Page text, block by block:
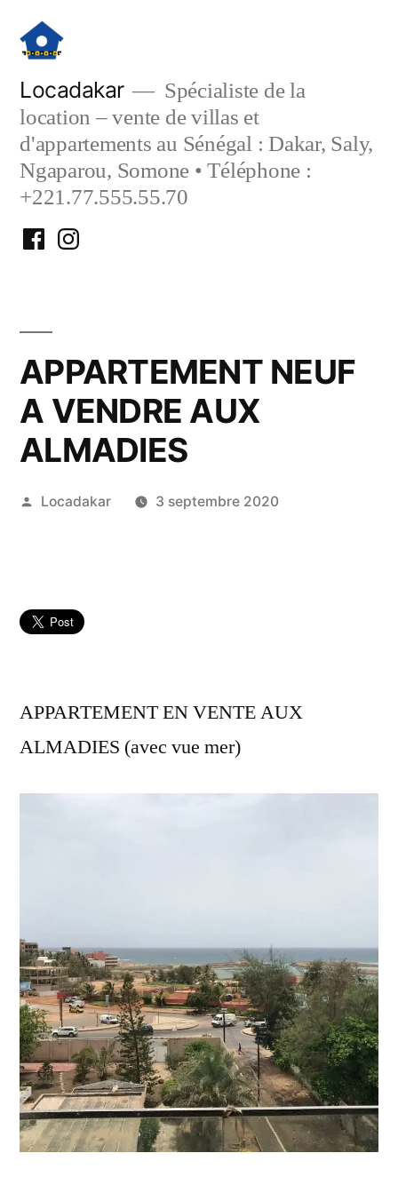
contenu
Locadakar
Spécialiste de la
location – vente de villas et
d'appartements au Sénégal : Dakar, Saly,
Ngaparou, Somone • Téléphone :
+221.77.555.55.70
FacebookInstagram
APPARTEMENT NEUF
A VENDRE AUX
ALMADIES
Publié
Locadakar 3 septembre 2020
APPARTEMENT EN VENTE AUX
ALMADIES (avec vue mer)